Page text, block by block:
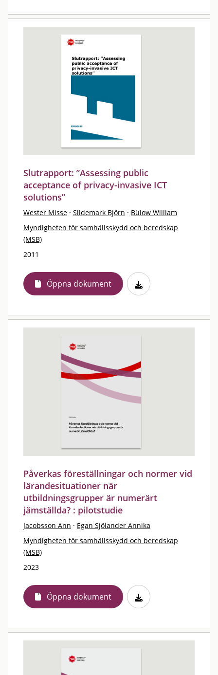
Slutrapport: ”Assessing public
acceptance of privacy-invasive ICT
solutions”
Wester Misse · Sildemark Björn · Bülow William
Myndigheten för samhällsskydd och beredskap
(MSB)
2011
Öppna dokument
Påverkas föreställningar och normer vid
lärandesituationer när
utbildningsgrupper är numerärt
jämställda? : pilotstudie
Jacobsson Ann · Egan Sjölander Annika
Myndigheten för samhällsskydd och beredskap
(MSB)
2023
Öppna dokument